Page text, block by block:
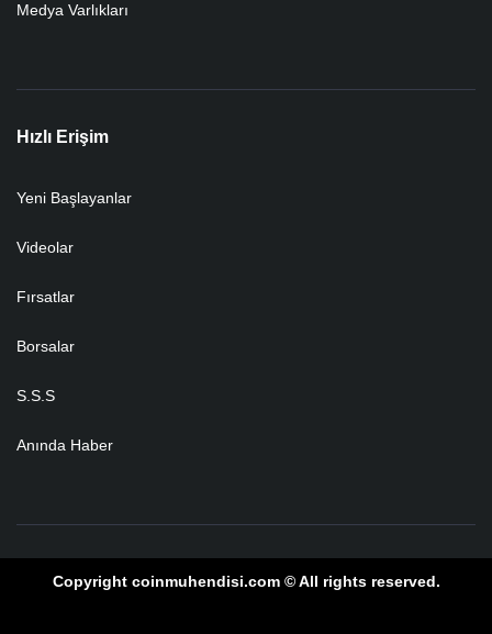
Medya Varlıkları
Hızlı Erişim
Yeni Başlayanlar
Videolar
Fırsatlar
Borsalar
S.S.S
Anında Haber
Copyright coinmuhendisi.com © All rights reserved.